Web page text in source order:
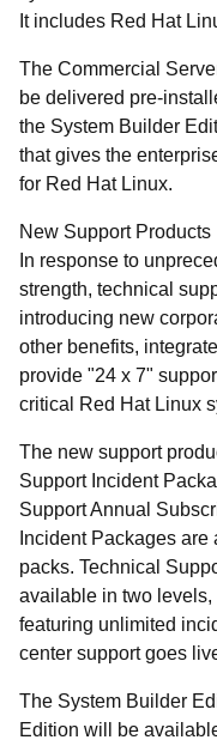
It includes Red Hat
The Commercial
be delivered pre-
the System Builder
that gives the
for Red Hat Linux.
New Support Products
In response to
strength, technical
introducing new
other benefits,
provide "24 x 7"
critical Red Hat Linux
The new support
Support Incident
Support Annual
Incident Packages
packs. Technical
available in two
featuring unlimited
center support goes
The System Builder
Edition will be